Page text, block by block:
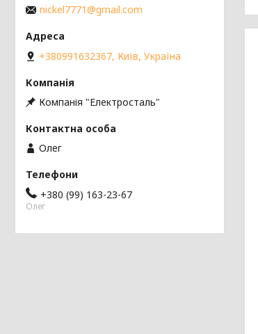
nickel7771@gmail.com
+380991632367, Київ, Україна
Компанія "Електросталь"
Олег
+380 (99) 163-23-67
Олег